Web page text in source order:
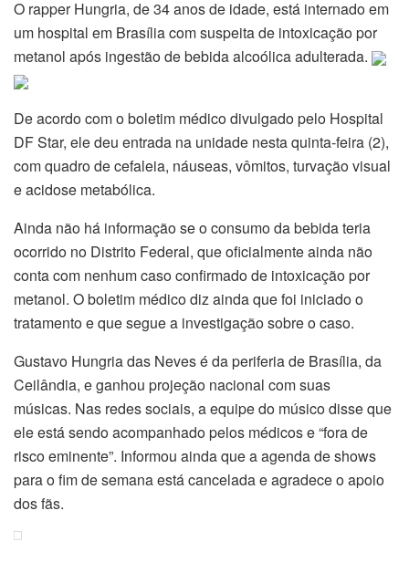
O rapper Hungria, de 34 anos de idade, está internado em
um hospital em Brasília com suspeita de intoxicação por
metanol após ingestão de bebida alcoólica adulterada.
De acordo com o boletim médico divulgado pelo Hospital
DF Star, ele deu entrada na unidade nesta quinta-feira (2),
com quadro de cefaleia, náuseas, vômitos, turvação visual
e acidose metabólica.
Ainda não há informação se o consumo da bebida teria
ocorrido no Distrito Federal, que oficialmente ainda não
conta com nenhum caso confirmado de intoxicação por
metanol. O boletim médico diz ainda que foi iniciado o
tratamento e que segue a investigação sobre o caso.
Gustavo Hungria das Neves é da periferia de Brasília, da
Ceilândia, e ganhou projeção nacional com suas
músicas. Nas redes sociais, a equipe do músico disse que
ele está sendo acompanhado pelos médicos e “fora de
risco eminente”. Informou ainda que a agenda de shows
para o fim de semana está cancelada e agradece o apoio
dos fãs.